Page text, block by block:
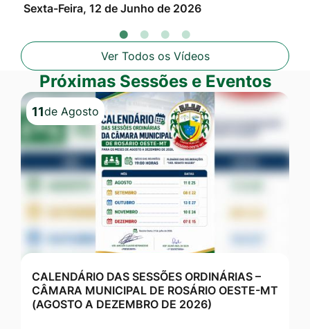
Sexta-Feira, 12 de Junho de 2026
Ver Todos os Vídeos
Seção Sessões
Próximas Sessões e Eventos
11de Agosto
CALENDÁRIO DAS SESSÕES ORDINÁRIAS –
CÂMARA MUNICIPAL DE ROSÁRIO OESTE-MT
(AGOSTO A DEZEMBRO DE 2026)